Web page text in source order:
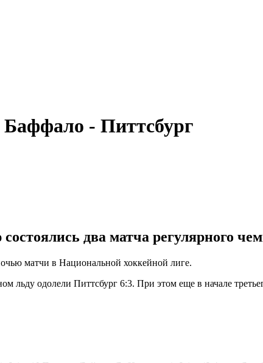
- Питтсбург
два матча регулярного
матчи в Национальной хоккейной лиге.
льду одолели Питтсбург 6:3. При этом еще в начале